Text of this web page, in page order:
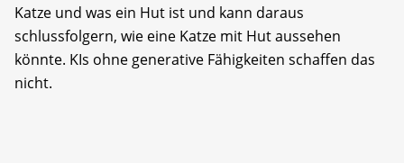
Katze und was ein Hut ist und kann daraus
schlussfolgern, wie eine Katze mit Hut aussehen
könnte. KIs ohne generative Fähigkeiten schaffen das
nicht.